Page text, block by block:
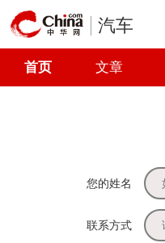
汽车
首页 文章
您的姓名
联系方式